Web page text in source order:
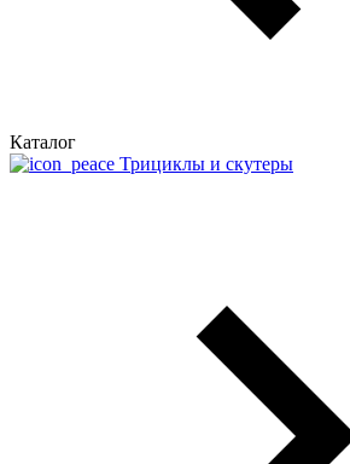
Каталог
Трициклы и скутеры